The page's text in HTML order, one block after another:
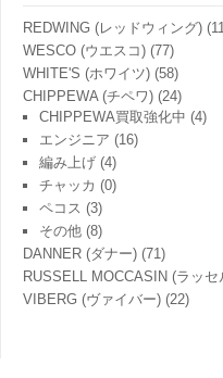
REDWING (レッドウィング)
WESCO (ウエスコ) (77)
WHITE'S (ホワイツ) (58)
CHIPPEWA (チペワ) (24)
CHIPPEWA買取強化中 (4)
エンジニア (16)
編み上げ (4)
チャッカ (0)
ペコス (3)
その他 (8)
DANNER (ダナー) (71)
RUSSELL MOCCASIN (ラッセ
VIBERG (ヴァイバー) (22)